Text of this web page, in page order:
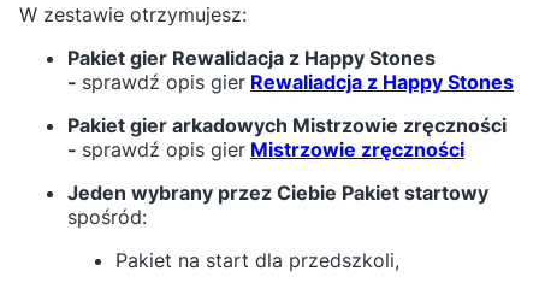
W zestawie otrzymujesz:
Pakiet gier Rewalidacja z Happy Stones
- sprawdź opis gier Rewaliadcja z Happy Stones
Pakiet gier arkadowych Mistrzowie zręczności
- sprawdź opis gier Mistrzowie zręczności
Jeden wybrany przez Ciebie Pakiet startowy
spośród:
Pakiet na start dla przedszkoli,